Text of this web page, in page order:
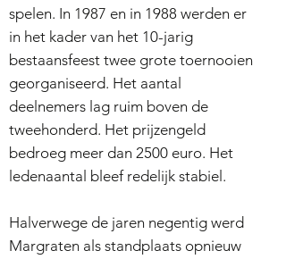
spelen. In 1987 en in 1988 werden er
in het kader van het 10-jarig
bestaansfeest twee grote toernooien
georganiseerd. Het aantal
deelnemers lag ruim boven de
tweehonderd. Het prijzengeld
bedroeg meer dan 2500 euro. Het
ledenaantal bleef redelijk stabiel.
Halverwege de jaren negentig werd
Margraten als standplaats opnieuw